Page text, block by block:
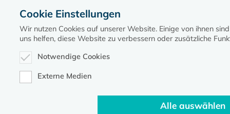
Cookie Einstellungen
Wir nutzen Cookies auf unserer Website. Einige von ihnen
uns helfen, diese Website zu verbessern oder zusätzliche
Notwendige Cookies
Externe Medien
Alle auswählen